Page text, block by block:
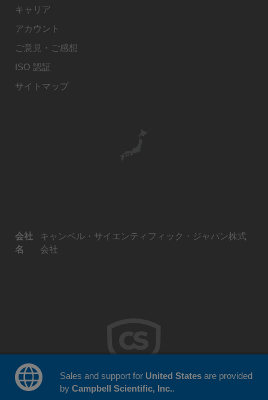
キャリア
アカウント
ご意見・ご感想
ISO 認証
サイトマップ
会社
名
キャンベル・サイエンティフィック・ジャパン株式
会社
Sales and support for United Statesare provided
by Campbell Scientific, Inc..